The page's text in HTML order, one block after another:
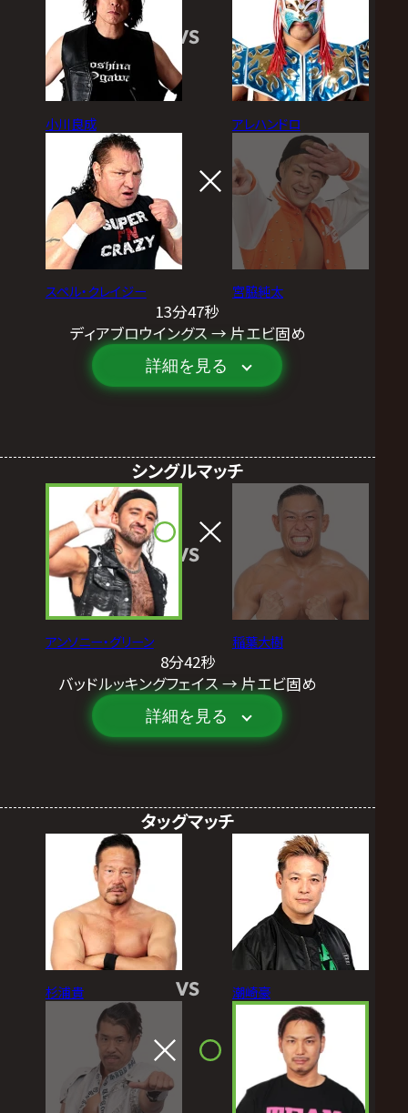
小川良成
スペル・クレイジー
VS
アレハンドロ
宮脇純太
13分47秒
ディアブロウイングス → 片エビ固め
詳細を見る
シングルマッチ
アンソニー・グリーン
VS
稲葉大樹
8分42秒
バッドルッキングフェイス → 片エビ固め
詳細を見る
タッグマッチ
杉浦貴 VS 潮崎豪